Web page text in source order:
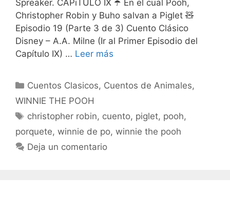
Spreaker. CAPiTULO IX ☂️ En el cual Pooh,
Christopher Robin y Buho salvan a Piglet 🧸
Episodio 19 (Parte 3 de 3) Cuento Clásico
Disney – A.A. Milne (Ir al Primer Episodio del
Capítulo IX) … Leer más
Categorías
Cuentos Clasicos, Cuentos de Animales,
WINNIE THE POOH
Etiquetas
christopher robin, cuento, piglet, pooh,
porquete, winnie de po, winnie the pooh
Deja un comentario